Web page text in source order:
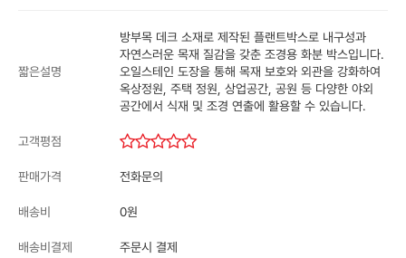
짧은설명
방부목 데크 소재로 제작된 플랜트박스로 내구성과
자연스러운 목재 질감을 갖춘 조경용 화분 박스입니다.
오일스테인 도장을 통해 목재 보호와 외관을 강화하여
옥상정원, 주택 정원, 상업공간, 공원 등 다양한 야외
공간에서 식재 및 조경 연출에 활용할 수 있습니다.
고객평점
판매가격 전화문의
배송비 0원
배송비결제 주문시 결제